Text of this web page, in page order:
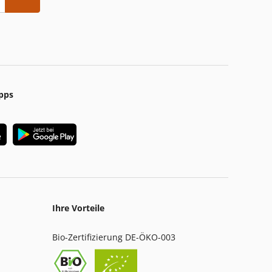
Ihre Vorteile
Bio-Zertifizierung DE-ÖKO-003